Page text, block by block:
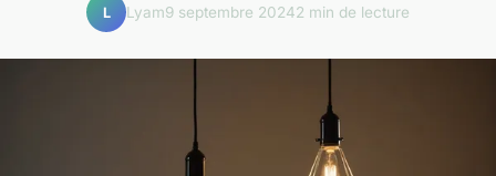
L Lyam9 septembre 20242 min de lecture